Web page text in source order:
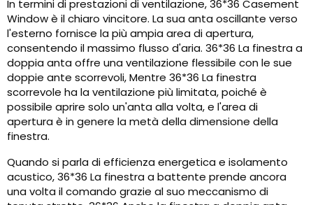
In termini di prestazioni di ventilazione, 36*36 Casement
Window è il chiaro vincitore. La sua anta oscillante verso
l'esterno fornisce la più ampia area di apertura,
consentendo il massimo flusso d'aria. 36*36 La finestra a
doppia anta offre una ventilazione flessibile con le sue
doppie ante scorrevoli, Mentre 36*36 La finestra
scorrevole ha la ventilazione più limitata, poiché è
possibile aprire solo un'anta alla volta, e l'area di
apertura è in genere la metà della dimensione della
finestra.
Quando si parla di efficienza energetica e isolamento
acustico, 36*36 La finestra a battente prende ancora
una volta il comando grazie al suo meccanismo di